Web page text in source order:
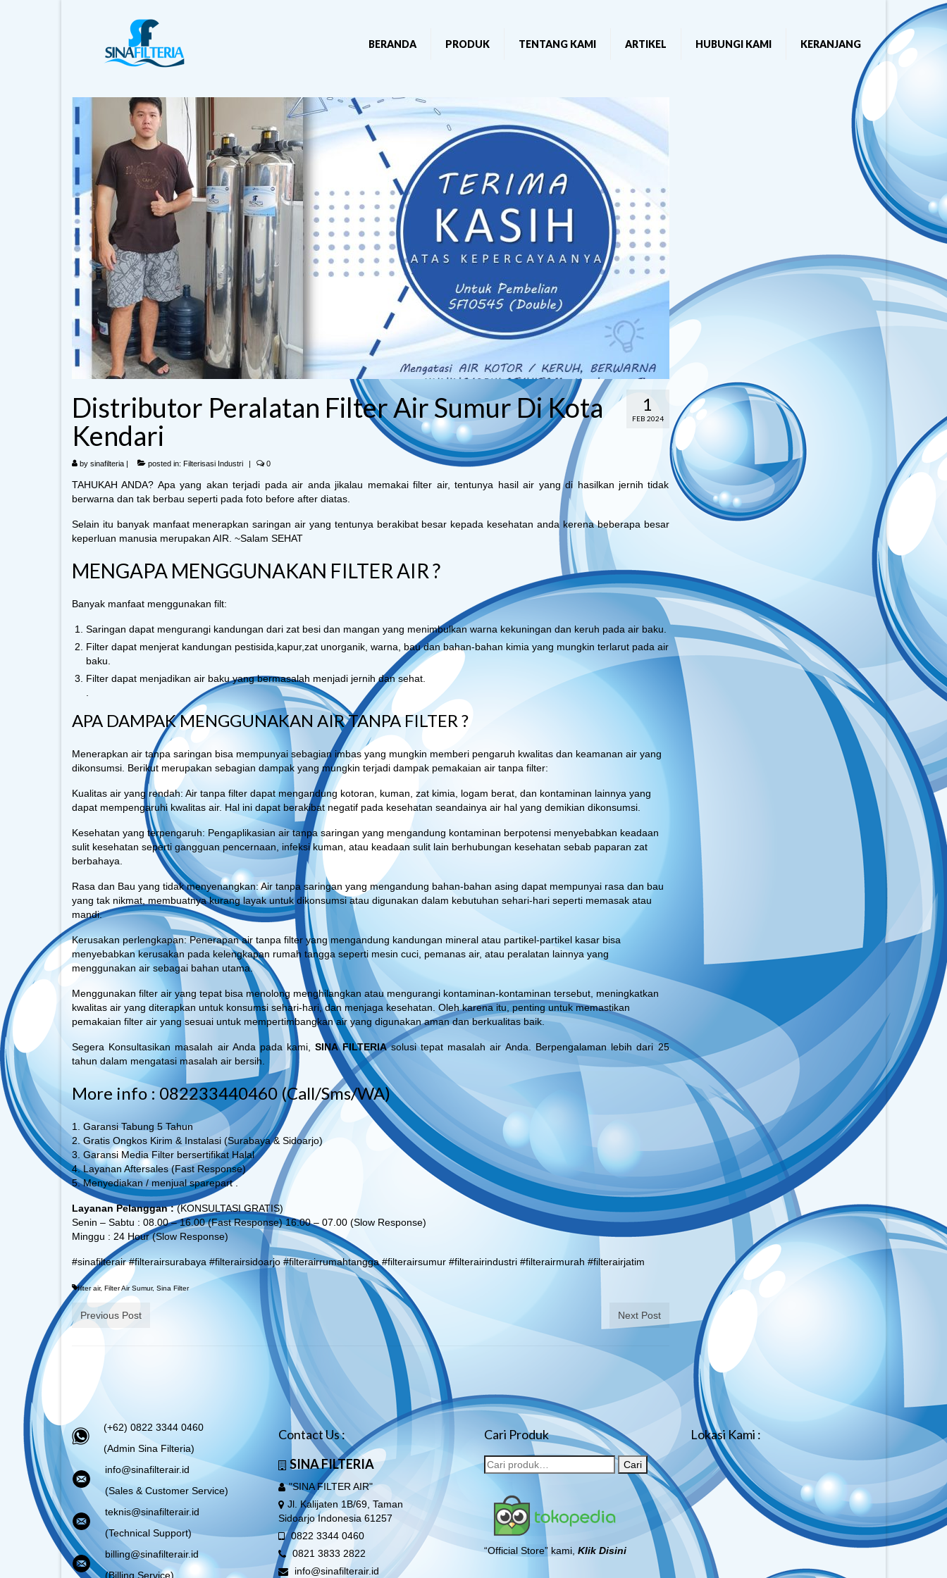
BERANDA PRODUK TENTANG KAMI ARTIKEL HUBUNGI KAMI KERANJANG
1
FEB 2024
Distributor Peralatan Filter Air Sumur Di Kota
Kendari
by sinafilteria | posted in: Filterisasi Industri | 0
TAHUKAH ANDA? Apa yang akan terjadi pada air anda jikalau memakai filter air, tentunya hasil air yang di hasilkan jernih tidak
berwarna dan tak berbau seperti pada foto before after diatas.
Selain itu banyak manfaat menerapkan saringan air yang tentunya berakibat besar kepada kesehatan anda kerena beberapa besar
keperluan manusia merupakan AIR. ~Salam SEHAT
MENGAPA MENGGUNAKAN FILTER AIR ?
Banyak manfaat menggunakan filt:
Saringan dapat mengurangi kandungan dari zat besi dan mangan yang menimbulkan warna kekuningan dan keruh pada air baku.
Filter dapat menjerat kandungan pestisida,kapur,zat unorganik, warna, bau dan bahan-bahan kimia yang mungkin terlarut pada air
baku.
Filter dapat menjadikan air baku yang bermasalah menjadi jernih dan sehat.
APA DAMPAK MENGGUNAKAN AIR TANPA FILTER ?
Menerapkan air tanpa saringan bisa mempunyai sebagian imbas yang mungkin memberi pengaruh kwalitas dan keamanan air yang
dikonsumsi. Berikut merupakan sebagian dampak yang mungkin terjadi dampak pemakaian air tanpa filter:
Kualitas air yang rendah: Air tanpa filter dapat mengandung kotoran, kuman, zat kimia, logam berat, dan kontaminan lainnya yang
dapat mempengaruhi kwalitas air. Hal ini dapat berakibat negatif pada kesehatan seandainya air hal yang demikian dikonsumsi.
Kesehatan yang terpengaruh: Pengaplikasian air tanpa saringan yang mengandung kontaminan berpotensi menyebabkan keadaan
sulit kesehatan seperti gangguan pencernaan, infeksi kuman, atau keadaan sulit lain berhubungan kesehatan sebab paparan zat
berbahaya.
Rasa dan Bau yang tidak menyenangkan: Air tanpa saringan yang mengandung bahan-bahan asing dapat mempunyai rasa dan bau
yang tak nikmat, membuatnya kurang layak untuk dikonsumsi atau digunakan dalam kebutuhan sehari-hari seperti memasak atau
mandi.
Kerusakan perlengkapan: Penerapan air tanpa filter yang mengandung kandungan mineral atau partikel-partikel kasar bisa
menyebabkan kerusakan pada kelengkapan rumah tangga seperti mesin cuci, pemanas air, atau peralatan lainnya yang
menggunakan air sebagai bahan utama.
Menggunakan filter air yang tepat bisa menolong menghilangkan atau mengurangi kontaminan-kontaminan tersebut, meningkatkan
kwalitas air yang diterapkan untuk konsumsi sehari-hari, dan menjaga kesehatan. Oleh karena itu, penting untuk memastikan
pemakaian filter air yang sesuai untuk mempertimbangkan air yang digunakan aman dan berkualitas baik.
Segera Konsultasikan masalah air Anda pada kami,SINA FILTERIAsolusi tepat masalah air Anda. Berpengalaman lebih dari 25
tahun dalam mengatasi masalah air bersih.
More info : 082233440460 (Call/Sms/WA)
1. Garansi Tabung 5 Tahun
2. Gratis Ongkos Kirim & Instalasi (Surabaya & Sidoarjo)
3. Garansi Media Filter bersertifikat Halal
4. Layanan Aftersales (Fast Response)
5. Menyediakan / menjual sparepart .
Layanan Pelanggan :(KONSULTASI GRATIS)
Senin – Sabtu : 08.00 – 16.00 (Fast Response) 16.00 – 07.00 (Slow Response)
Minggu : 24 Hour (Slow Response)
#sinafilterair #filterairsurabaya #filterairsidoarjo #filterairrumahtangga #filterairsumur #filterairindustri #filterairmurah #filterairjatim
filter air, Filter Air Sumur, Sina Filter
Previous Post Next Post
(+62) 0822 3344 0460
(Admin Sina Filteria)
info@sinafilterair.id
(Sales & Customer Service)
teknis@sinafilterair.id
(Technical Support)
billing@sinafilterair.id
(Billing Service)
Contact Us :
SINA FILTERIA
"SINA FILTER AIR"
Jl. Kalijaten 1B/69, Taman
Sidoarjo Indonesia 61257
0822 3344 0460
0821 3833 2822
info@sinafilterair.id
Cari Produk
Cari
“Official Store” kami, Klik Disini
Lokasi Kami :